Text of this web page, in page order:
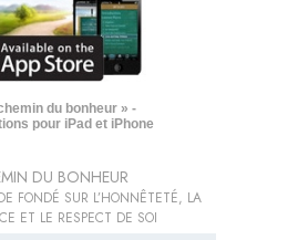
du bonheur » -
pour iPad et iPhone
DU BONHEUR
FONDÉ SUR L’HONNÊTETÉ, LA
ET LE RESPECT DE SOI